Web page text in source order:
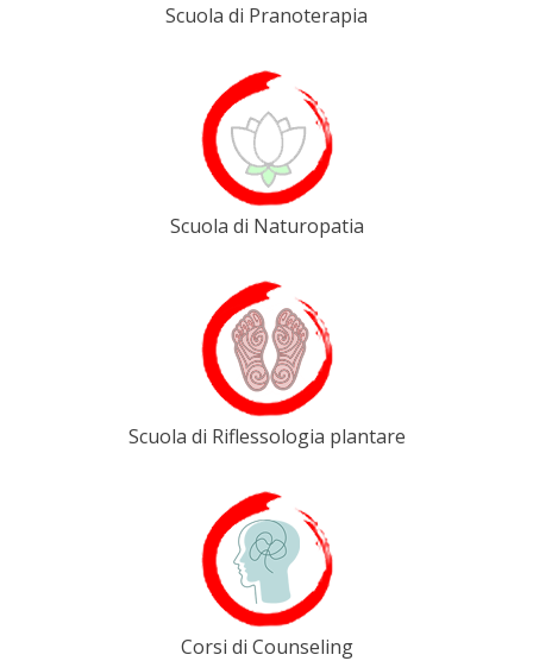
Scuola di Pranoterapia
Scuola di Naturopatia
Scuola di Riflessologia plantare
Corsi di Counseling